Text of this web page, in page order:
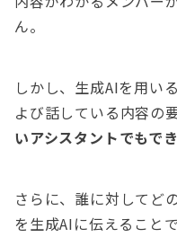
ん。
しかし、生成AIを用い
よび話している内容の
いアシスタントでもで
さらに、誰に対してど
を生成AIに伝えること